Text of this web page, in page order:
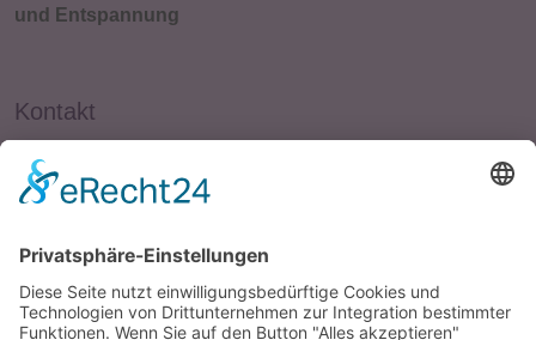
und Entspannung
Kontakt
Leopoldstrasse 32, 4. OG
80802 München
Tel. 0179-2923718
info@regulativehautpflege.de